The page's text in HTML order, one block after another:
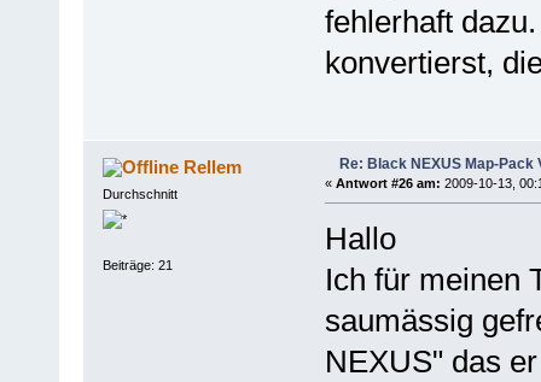
fehlerhaft
konvertierst,
Rellem
Durchschnitt
Beiträge: 21
Re: Black NEXUS Map-Pack
« Antwort #26 am: 2009-10-13,
Hallo
Ich für meinen
saumässig
NEXUS" das